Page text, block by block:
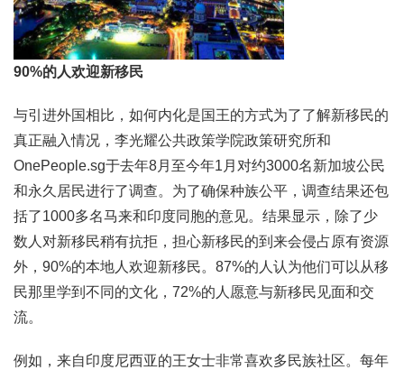
90%的人欢迎新移民
与引进外国相比，如何内化是国王的方式为了了解新移民的
真正融入情况，李光耀公共政策学院政策研究所和
OnePeople.sg于去年8月至今年1月对约3000名新加坡公民
和永久居民进行了调查。为了确保种族公平，调查结果还包
括了1000多名马来和印度同胞的意见。结果显示，除了少
数人对新移民稍有抗拒，担心新移民的到来会侵占原有资源
外，90%的本地人欢迎新移民。87%的人认为他们可以从移
民那里学到不同的文化，72%的人愿意与新移民见面和交
流。
例如，来自印度尼西亚的王女士非常喜欢多民族社区。每年